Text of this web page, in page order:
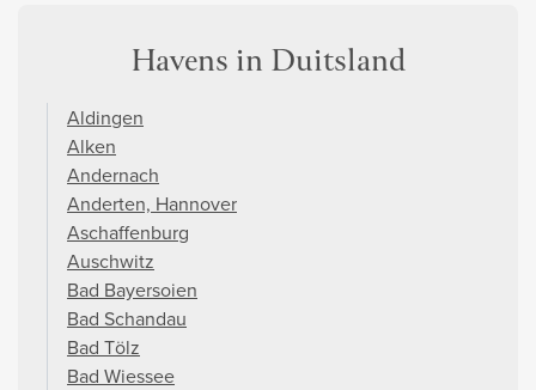
Havens in Duitsland
Aldingen
Alken
Andernach
Anderten, Hannover
Aschaffenburg
Auschwitz
Bad Bayersoien
Bad Schandau
Bad Tölz
Bad Wiessee